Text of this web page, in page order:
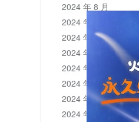
2024 年 8 月
2024 年 7 月
2024 年 6 月
2024 年 5 月
2024 年 4 月
2024 年 3 月
2024 年 2 月
2024 年 1 月